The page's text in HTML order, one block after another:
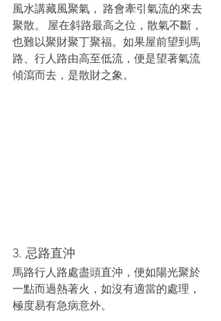
風水講藏風聚氣， 路會牽引氣流的來去
聚散。 屋在斜路最高之位，散氣不斷，
也難以聚財聚丁聚福。如果屋前望到馬
路、行人路由高至低流，便是望著氣流
傾瀉而去，是散財之象。
3. 忌路直沖
馬路行人路處盡頭直沖，便如陽光聚於
一點而過熱著火，如沒有適當的處理，
極度易有急病意外。